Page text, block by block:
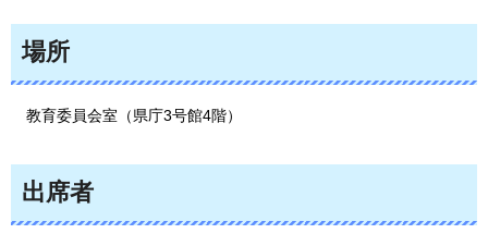
場所
教育委員会室 （県庁3号館4階）
出席者